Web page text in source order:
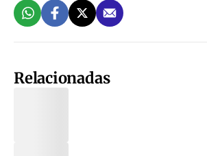
Relacionadas